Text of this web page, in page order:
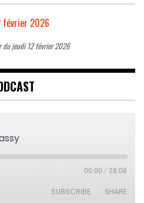
du jeudi 12 février 2026
00:00 / 28:08
SUBSCRIBE SHARE